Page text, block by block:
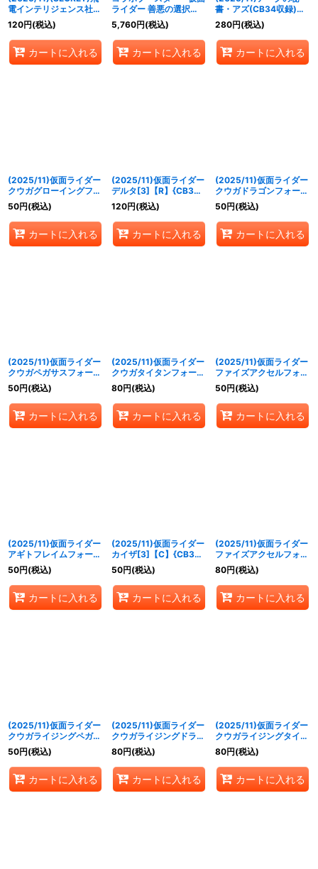
電インテリジェンス社長
秘書・イズ【CP-SEC】
{CB34-CP07}《緑》
120円(税込)
カートに入れる
ライダー 善悪の選択
[CB34]』【-】{-}《未
開封BOX》
5,760円(税込)
カートに入れる
書・アズ(CB34収録)
【X】{CB17-X06}
《紫》
280円(税込)
カートに入れる
(2025/11)仮面ライダー
クウガグローイングフォ
ーム[3]【C】{CB34-
001}《赤》
50円(税込)
カートに入れる
(2025/11)仮面ライダー
デルタ[3]【R】{CB34-
002}《赤》
120円(税込)
カートに入れる
(2025/11)仮面ライダー
クウガドラゴンフォーム
[3]【C】{CB34-003}
《赤》
50円(税込)
カートに入れる
(2025/11)仮面ライダー
クウガペガサスフォーム
[3]【C】{CB34-004}
《赤》
50円(税込)
カートに入れる
(2025/11)仮面ライダー
クウガタイタンフォーム
[3]【R】{CB34-005}
《赤》
80円(税込)
カートに入れる
(2025/11)仮面ライダー
ファイズアクセルフォー
ム[4]【C】{CB34-
006}《赤》
50円(税込)
カートに入れる
(2025/11)仮面ライダー
アギトフレイムフォーム
[2]【C】{CB34-007}
《赤》
50円(税込)
カートに入れる
(2025/11)仮面ライダー
カイザ[3]【C】{CB34-
008}《赤》
50円(税込)
カートに入れる
(2025/11)仮面ライダー
ファイズアクセルフォー
ム[5]【R】{CB34-
009}《赤》
80円(税込)
カートに入れる
(2025/11)仮面ライダー
クウガライジングペガサ
ス[2]【C】{CB34-010}
《赤》
50円(税込)
カートに入れる
(2025/11)仮面ライダー
クウガライジングドラゴ
ン[2]【R】{CB34-011}
《赤》
80円(税込)
カートに入れる
(2025/11)仮面ライダー
クウガライジングタイタ
ン[2]【R】{CB34-012}
《赤》
80円(税込)
カートに入れる